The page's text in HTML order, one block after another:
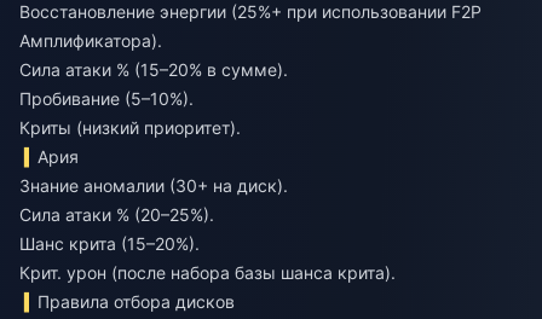
Восстановление энергии (25%+ при использовании F2P
Амплификатора).
Сила атаки % (15–20% в сумме).
Пробивание (5–10%).
Криты (низкий приоритет).
Ария
Знание аномалии (30+ на диск).
Сила атаки % (20–25%).
Шанс крита (15–20%).
Крит. урон (после набора базы шанса крита).
Правила отбора дисков